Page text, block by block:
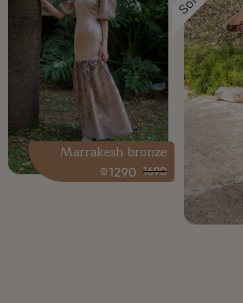
1690
1290
₪
Marrakesh bronze